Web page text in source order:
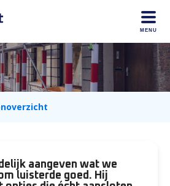
MENU
aangeven wat we
luisterde goed. Hij